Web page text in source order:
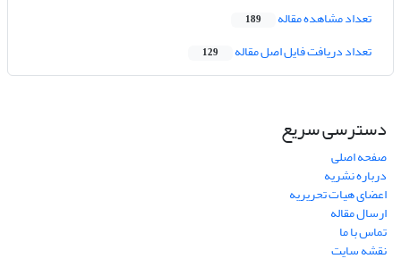
تعداد مشاهده مقاله 189
تعداد دریافت فایل اصل مقاله 129
دسترسی سریع
صفحه اصلی
درباره نشریه
اعضای هیات تحریریه
ارسال مقاله
تماس با ما
نقشه سایت